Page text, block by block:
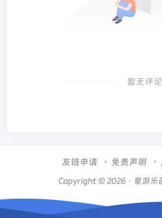
暂无评
友链申请 免责声明
Copyright © 2026 · 星游乐